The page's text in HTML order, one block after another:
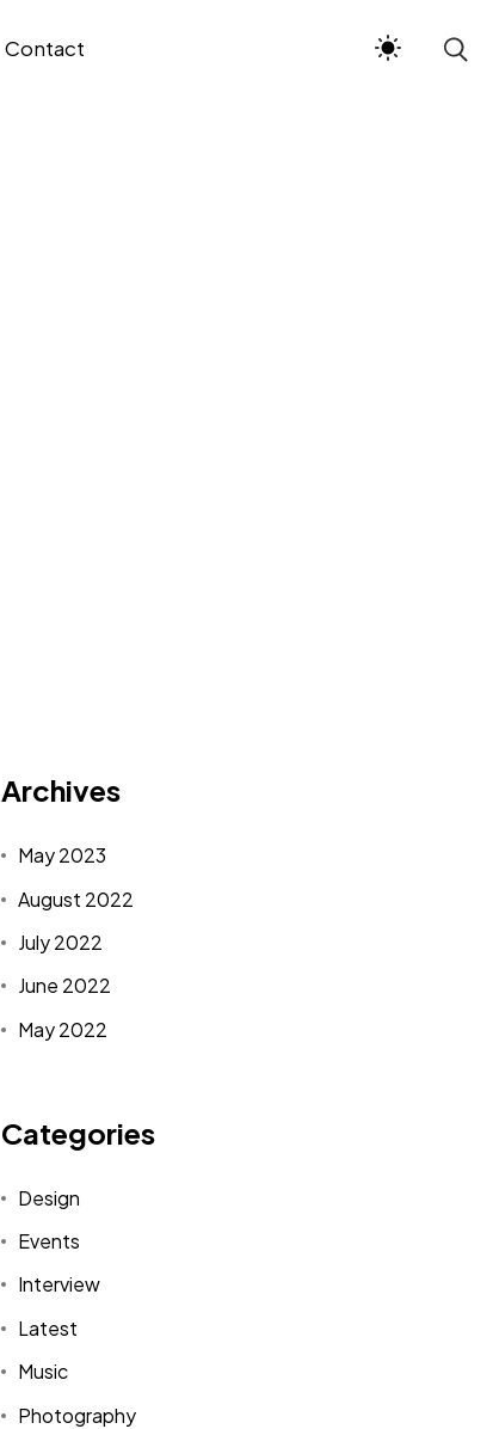
Contact
Archives
May 2023
August 2022
July 2022
June 2022
May 2022
Categories
Design
Events
Interview
Latest
Music
Photography